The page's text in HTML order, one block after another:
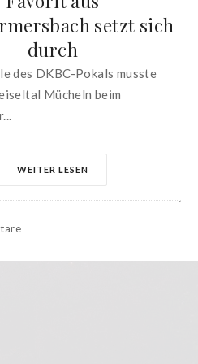
setzt sich
durch
des DKBC-Pokals musste
Mücheln beim
WEITER LESEN